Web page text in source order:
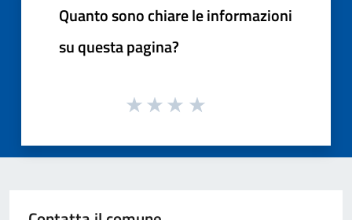
Quanto sono chiare le informazioni
su questa pagina?